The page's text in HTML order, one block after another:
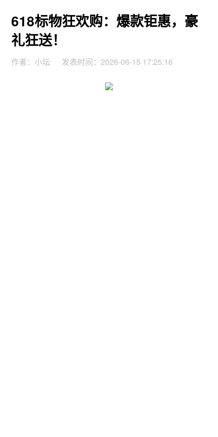
618标物狂欢购：爆款钜惠，豪
礼狂送！
作者：小坛 发表时间：2026-06-15 17:25:16